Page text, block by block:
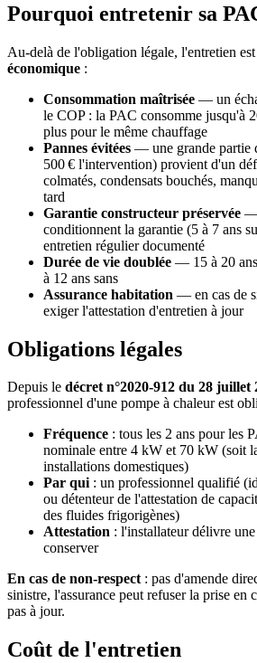
Pourquoi entretenir sa
Au-delà de l'obligation légale, l'entretien
économique :
Consommation maîtrisée — un
le COP : la PAC consomme jusqu'à
plus pour le même chauffage
Pannes évitées — une grande partie
500 € l'intervention) provient d'un
colmatés, condensats bouchés,
tard
Garantie constructeur préservée —
conditionnent la garantie (5 à 7 ans
entretien régulier documenté
Durée de vie doublée — 15 à 20
à 12 ans sans
Assurance habitation — en cas de
exiger l'attestation d'entretien à jour
Obligations légales
Depuis le décret n°2020-912 du 28 juillet
professionnel d'une pompe à chaleur est
Fréquence : tous les 2 ans pour les
nominale entre 4 kW et 70 kW (soit
installations domestiques)
Par qui: un professionnel qualifié
ou détenteur de l'attestation de
des fluides frigorigènes)
Attestation : l'installateur délivre
conserver
En cas de non-respect: pas d'amende
sinistre, l'assurance peut refuser la prise en
pas à jour.
Coût de l'entretien